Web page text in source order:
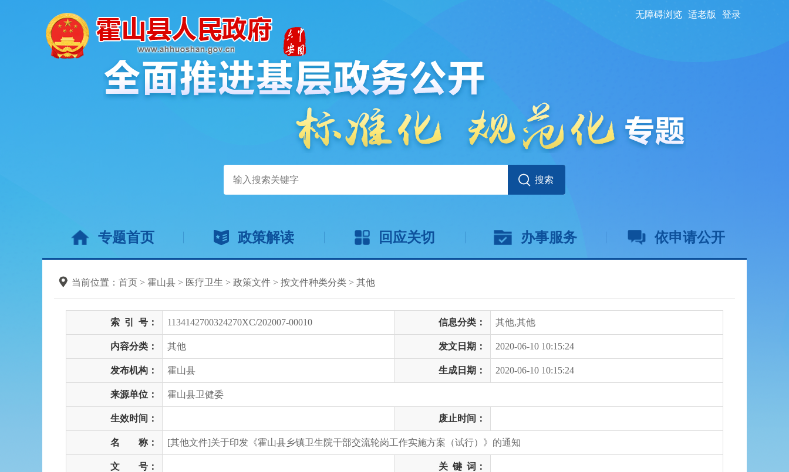
无障碍浏览 适老版 登录
专题首页 政策解读 回应关切 办事服务 依申请公开
当前位置： 首页 > 霍山县 > 医疗卫生 > 政策文件 > 按文件种类分类 > 其他
索 引 号： 1134142700324270XC/202007-00010 信息分类： 其他,其他
内容分类： 其他 发文日期： 2020-06-10 10:15:24
发布机构： 霍山县 生成日期： 2020-06-10 10:15:24
来源单位： 霍山县卫健委
生效时间： 废止时间：
名 称： [其他文件]关于印发《霍山县乡镇卫生院干部交流轮岗工作实施方案（试行）》的通知
文 号： 关 键 词：